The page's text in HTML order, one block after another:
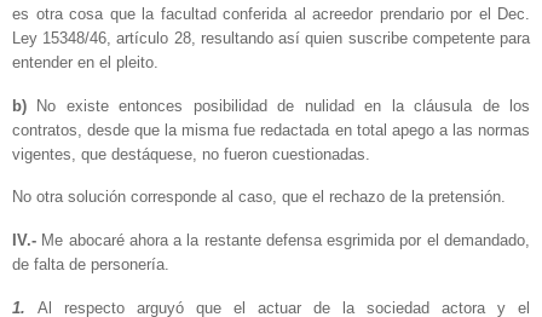
es otra cosa que la facultad conferida al acreedor prendario por el Dec.
Ley 15348/46, artículo 28, resultando así quien suscribe competente para
entender en el pleito.
b) No existe entonces posibilidad de nulidad en la cláusula de los
contratos, desde que la misma fue redactada en total apego a las normas
vigentes, que destáquese, no fueron cuestionadas.
No otra solución corresponde al caso, que el rechazo de la pretensión.
IV.- Me abocaré ahora a la restante defensa esgrimida por el demandado,
de falta de personería.
1. Al respecto arguyó que el actuar de la sociedad actora y el